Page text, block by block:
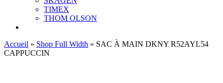
TIMEX
THOM OLSON
Accueil » Shop Full Width » SAC À MAIN DKNY R52AYL54
CAPPUCCIN